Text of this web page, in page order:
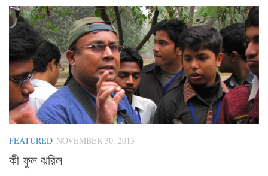
FEATURED NOVEMBER 30, 2013
কী ফুল ঝরিল